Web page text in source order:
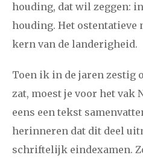
houding, dat wil zeggen:
houding. Het ostentatieve
kern van de landerigheid.
Toen ik in de jaren zestig
zat, moest je voor het vak
eens een tekst
herinneren dat dit deel
schriftelijk eindexamen.